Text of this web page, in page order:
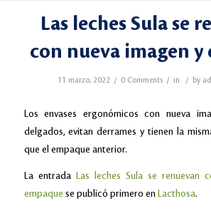
Las leches Sula se
con nueva imagen y
11 marzo, 2022 / 0 Comments / in / by
Los envases ergonómicos con nueva
delgados, evitan derrames y tienen la
que el empaque anterior.
La entrada Las leches Sula se renuevan
empaque se publicó primero en Lacthosa.